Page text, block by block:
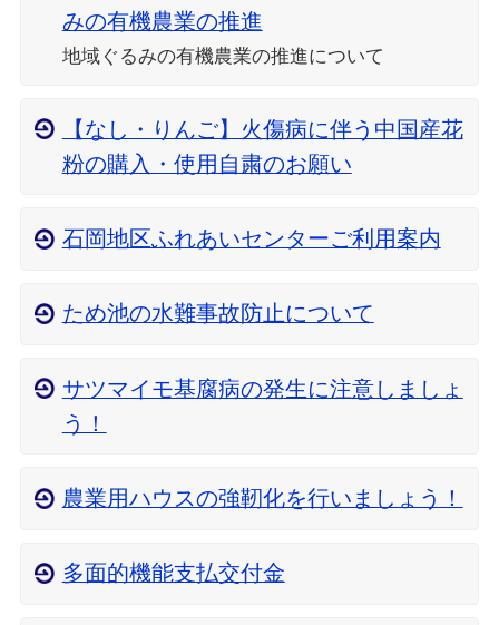
みの有機農業の推進
地域ぐるみの有機農業の推進について
【なし・りんご】火傷病に伴う中国産花
粉の購入・使用自粛のお願い
石岡地区ふれあいセンターご利用案内
ため池の水難事故防止について
サツマイモ基腐病の発生に注意しましょ
う！
農業用ハウスの強靭化を行いましょう！
多面的機能支払交付金